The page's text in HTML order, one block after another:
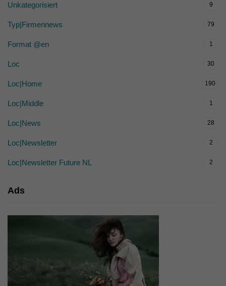
Unkategorisiert 9
Typ|Firmennews 79
Format @en 1
Loc 30
Loc|Home 190
Loc|Middle 1
Loc|News 28
Loc|Newsletter 2
Loc|Newsletter Future NL 2
Ads